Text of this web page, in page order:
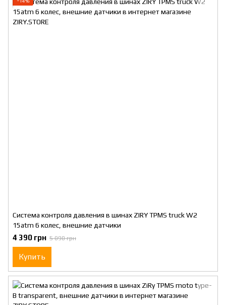
Система контроля давления в шинах ZIRY TPMS truck W2
15atm 6 колес, внешние датчики
4 390 грн 5 090 грн
Купить